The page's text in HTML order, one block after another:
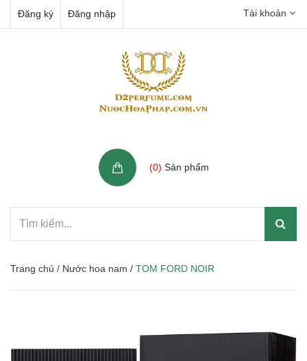
Đăng ký Đăng nhập Tài khoản
(0) Sản phẩm
Trang chủ / Nước hoa nam / TOM FORD NOIR